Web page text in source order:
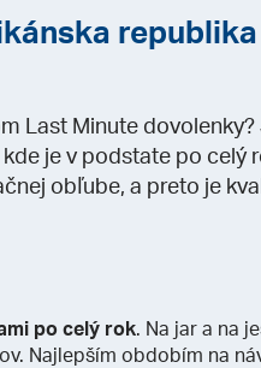
republika
Last Minute
kde je v podstate po celý
obľube, a preto je
po celý rok. Na jar a na
Najlepším obdobím na